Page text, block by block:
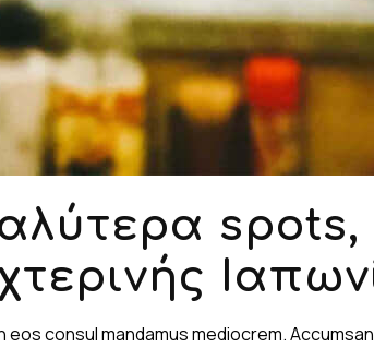
spots,
consul mandamus mediocrem.